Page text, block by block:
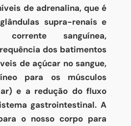
de adrenalina, que é
supra-renais e
sanguínea,
dos batimentos
de açúcar no sangue,
para os músculos
e a redução do fluxo
gastrointestinal. A
o nosso corpo para